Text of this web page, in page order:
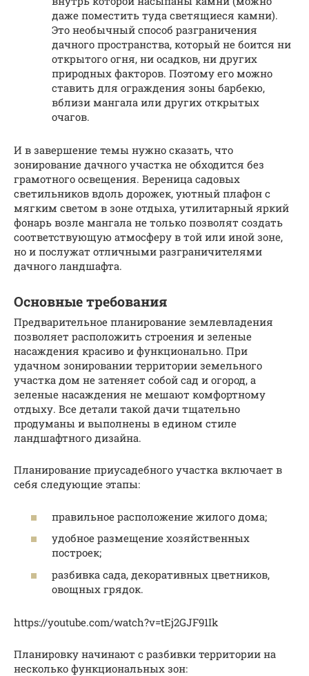
даже поместить туда светящиеся камни).
Это необычный способ разграничения
дачного пространства, который не боится ни
открытого огня, ни осадков, ни других
природных факторов. Поэтому его можно
ставить для ограждения зоны барбекю,
вблизи мангала или других открытых
очагов.
И в завершение темы нужно сказать, что
зонирование дачного участка не обходится без
грамотного освещения. Вереница садовых
светильников вдоль дорожек, уютный плафон с
мягким светом в зоне отдыха, утилитарный яркий
фонарь возле мангала не только позволят создать
соответствующую атмосферу в той или иной зоне,
но и послужат отличными разграничителями
дачного ландшафта.
Основные требования
Предварительное планирование землевладения
позволяет расположить строения и зеленые
насаждения красиво и функционально. При
удачном зонировании территории земельного
участка дом не затеняет собой сад и огород, а
зеленые насаждения не мешают комфортному
отдыху. Все детали такой дачи тщательно
продуманы и выполнены в едином стиле
ландшафтного дизайна.
Планирование приусадебного участка включает в
себя следующие этапы:
правильное расположение жилого дома;
удобное размещение хозяйственных
построек;
разбивка сада, декоративных цветников,
овощных грядок.
https://youtube.com/watch?v=tEj2GJF91Ik
Планировку начинают с разбивки территории на
несколько функциональных зон: